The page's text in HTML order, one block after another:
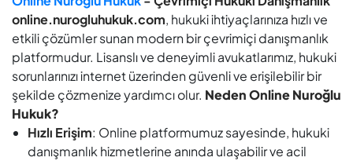
durumlarınızda hızlı çözümler alabilirsiniz. Randevu
alma veya fiziksel ofis ziyaretine gerek kalmadan,
ihtiyaç duyduğunuz desteği hemen sağlayabilirsiniz.
Maliyet Etkinliği: Hizmetlerimizi çevrimiçi olarak
sunarak, geleneksel hukuk bürolarının sunduğu
yüksek maliyetlerin önüne geçiyoruz. Ücretlendirme,
danışmanlık hizmeti başlamadan önce net ve şeffaf
bir şekilde belirlenir, bu da bütçenizi daha iyi